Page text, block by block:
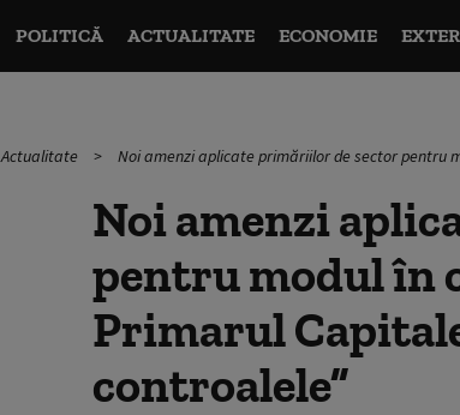
POLITICĂ ACTUALITATE ECONOMIE
Actualitate Noi amenzi aplicate primăriilor de sector pentru
Noi amenzi
pentru modul în
Primarul
controalele”